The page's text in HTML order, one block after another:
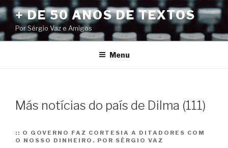
Pular
para
o
conteúdo
+ DE 50 ANOS DE TEXTOS
Por Sérgio Vaz e Amigos
Menu
Más notícias do país de Dilma (111)
:: O GOVERNO FAZ CORTESIA A DITADORES COM
O NOSSO DINHEIRO. POR SÉRGIO VAZ